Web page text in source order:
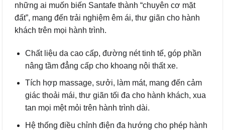
những ai muốn biến Santafe thành “chuyên cơ mặt
đất”, mang đến trải nghiệm êm ái, thư giãn cho hành
khách trên mọi hành trình.
Chất liệu da cao cấp, đường nét tinh tế, góp phần
nâng tầm đẳng cấp cho khoang nội thất xe.
Tích hợp massage, sưởi, làm mát, mang đến cảm
giác thoải mái, thư giãn tối đa cho hành khách, xua
tan mọi mệt mỏi trên hành trình dài.
Hệ thống điều chỉnh điện đa hướng cho phép hành